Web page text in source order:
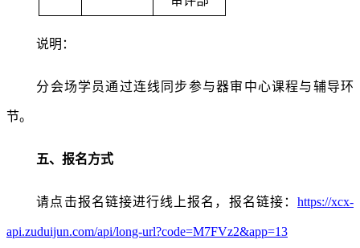
说明：
分会场学员通过连线同步参与器审中心课程与辅导环
节。
五、报名方式
请点击报名链接进行线上报名，报名链接： https://xcx-
api.zuduijun.com/api/long-url?code=M7FVz2&app=13